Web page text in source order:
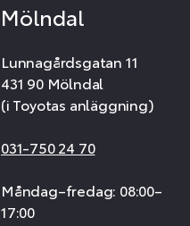
Mölndal
Lunnagårdsgatan 11
431 90 Mölndal
(i Toyotas anläggning)
031-750 24 70
Måndag–fredag: 08:00–
17:00